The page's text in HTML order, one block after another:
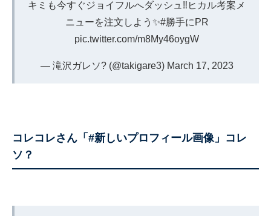
キミも今すぐジョイフルへダッシュ‼️ヒカル考案メ
ニューを注文しよう✨#勝手にPR
pic.twitter.com/m8My46oygW
— 滝沢ガレソ? (@takigare3) March 17, 2023
コレコレさん「#新しいプロフィール画像」コレ
ソ？